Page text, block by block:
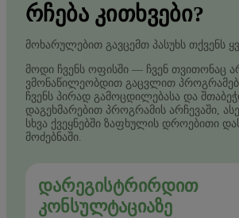
ᲠᲩᲔᲑᲐ ᲙᲘᲗᲮᲕᲔᲑᲘ?
მოხარულებით გავცემთ პასუხს თქვენს
მოდი ჩვენს ოფისში — ჩვენ თვითონაც
ვმონაწილეობდით გაცვლით
ჩვენს პირად გამოცდილებასა და
დაგეხმარებით პროგრამის არჩევაში,
სხვა ქვეყნებში ზაფხულის დროებითი
მოძებნაში.
ᲓᲐᲠᲔᲒᲘᲡᲢᲠᲘᲠᲓᲘᲗ
ᲙᲝᲜᲡᲣᲚᲢᲐᲪᲘᲐᲖᲔ